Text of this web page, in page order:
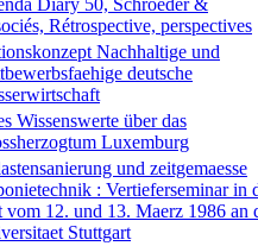
Rétrospective, perspectives
Nachhaltige und
deutsche
Wissenswerte über das
Luxemburg
und zeitgemaesse
: Vertieferseminar in
vom 12. und 13. Maerz 1986 an
Stuttgart